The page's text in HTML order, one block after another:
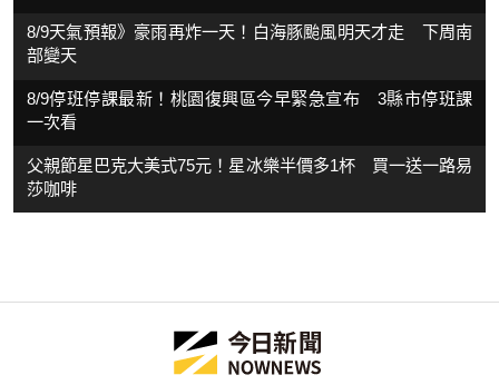
8/9天氣預報》豪雨再炸一天！白海豚颱風明天才走 下周南
部變天
8/9停班停課最新！桃園復興區今早緊急宣布 3縣市停班課
一次看
父親節星巴克大美式75元！星冰樂半價多1杯 買一送一路易
莎咖啡